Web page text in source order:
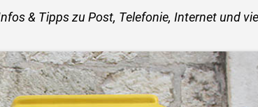
& Tipps zu Post, Telefonie, Internet und